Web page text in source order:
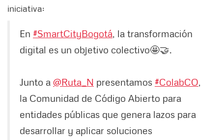
iniciativa:
En #SmartCityBogotá, la transformación
digital es un objetivo colectivo🤩🤝.
Junto a @Ruta_N presentamos #ColabCO,
la Comunidad de Código Abierto para
entidades públicas que genera lazos para
desarrollar y aplicar soluciones